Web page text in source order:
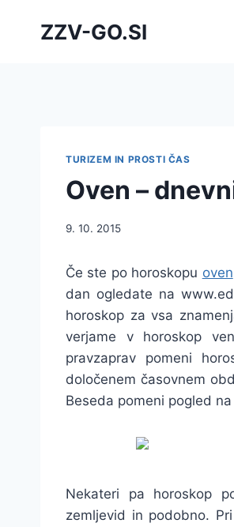
ZZV-GO.SI
TURIZEM IN PROSTI ČAS
Oven –
9. 10. 2015
Če ste po horoskopu oven
dan ogledate na
horoskop za vsa
verjame v horoskop
pravzaprav pomeni
določenem časovnem
Beseda pomeni pogled
Nekateri pa horoskop
zemljevid in podobno.